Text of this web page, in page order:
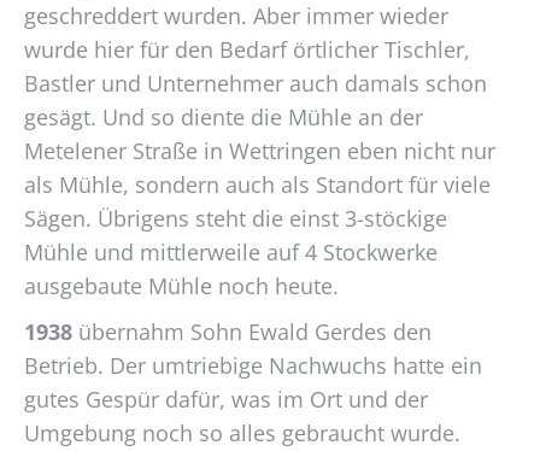
geschreddert wurden. Aber immer wieder
wurde hier für den Bedarf örtlicher Tischler,
Bastler und Unternehmer auch damals schon
gesägt. Und so diente die Mühle an der
Metelener Straße in Wettringen eben nicht nur
als Mühle, sondern auch als Standort für viele
Sägen. Übrigens steht die einst 3-stöckige
Mühle und mittlerweile auf 4 Stockwerke
ausgebaute Mühle noch heute.
1938 übernahm Sohn Ewald Gerdes den
Betrieb. Der umtriebige Nachwuchs hatte ein
gutes Gespür dafür, was im Ort und der
Umgebung noch so alles gebraucht wurde.